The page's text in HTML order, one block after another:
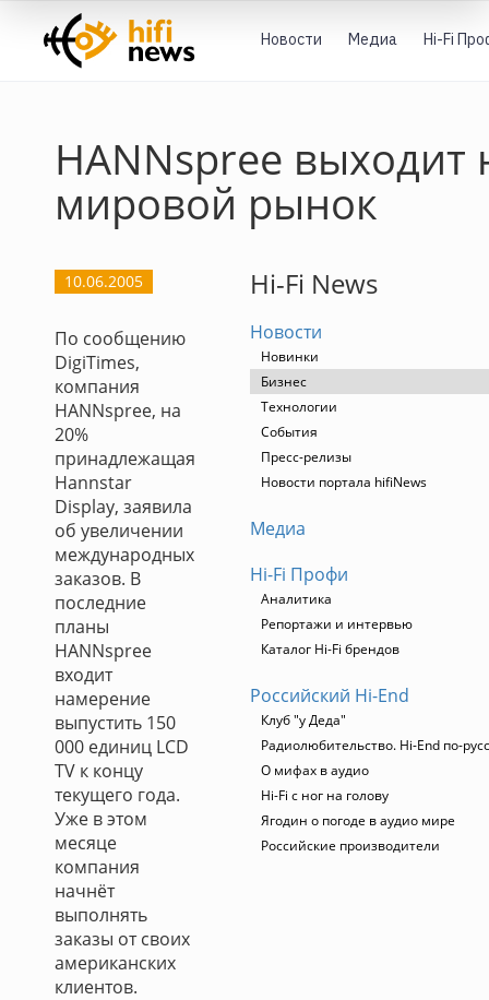
Новости Медиа Hi-Fi
HANNspree выходит
мировой рынок
10.06.2005
По сообщению
DigiTimes,
компания
HANNspree, на
20%
принадлежащая
Hannstar
Display, заявила
об увеличении
международных
заказов. В
последние
планы
HANNspree
входит
намерение
выпустить 150
000 единиц LCD
TV к концу
текущего года.
Уже в этом
месяце
компания
начнёт
выполнять
заказы от своих
американских
клиентов.
Hi-Fi News
Новости
Новинки
Бизнес
Технологии
События
Пресс-релизы
Новости портала hifiNews
Медиа
Hi-Fi Профи
Аналитика
Репортажи и интервью
Каталог Hi-Fi брендов
Российский Hi-End
Клуб "у Деда"
Радиолюбительство. Hi-End по-
О мифах в аудио
Hi-Fi с ног на голову
Ягодин о погоде в аудио мире
Российские производители